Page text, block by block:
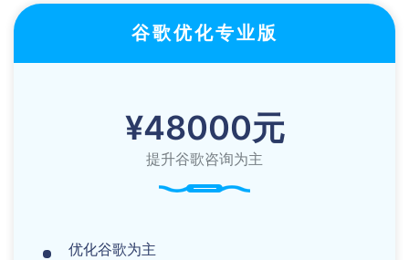
谷歌优化专业版
¥48000元
提升谷歌咨询为主
优化谷歌为主